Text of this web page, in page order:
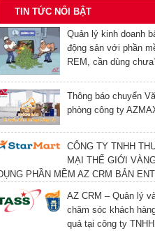
TIN TỨC NỔI BẬT
Quản lý kinh doanh
động sản với phần
REM, cần dùng
Thông báo chuyển
phòng công ty
CÔNG TY TNHH
MẠI THẾ GIỚI
PHẦN MỀM AZ CRM BẢN
AZ CRM – Quản lý
chăm sóc khách
quả tại công ty TNHH